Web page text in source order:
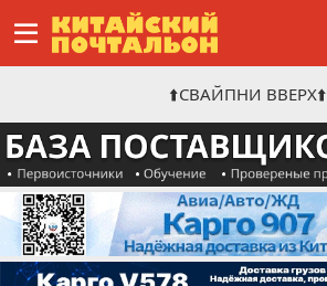
⬆️СВАЙПНИ ВВЕРХ⬆️